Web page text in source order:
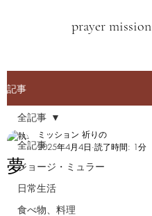
prayer mission
記事
全記事
ジョージ・ミュラー
日常生活
食べ物、料理
全記事
夢
ミッション 祈りの
2025年4月4日 読了時間: 1分